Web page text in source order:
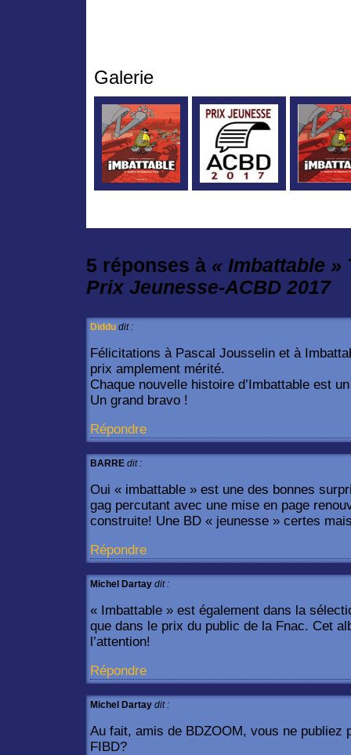
Galerie
5 réponses à « Imbattable »
Prix Jeunesse-ACBD 2017
Diddu dit :
Félicitations à Pascal Jousselin et à
prix amplement mérité.
Chaque nouvelle histoire d’Imbattable est
Un grand bravo !
Répondre
BARRE dit :
Oui « imbattable » est une des bonnes
gag percutant avec une mise en page
construite! Une BD « jeunesse » certes
Répondre
Michel Dartay dit :
« Imbattable » est également dans la
que dans le prix du public de la Fnac. Cet
l’attention!
Répondre
Michel Dartay dit :
Au fait, amis de BDZOOM, vous ne publiez
FIBD?